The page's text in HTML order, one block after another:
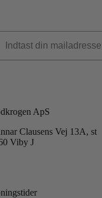
ApS
Clausens Vej 13A, st
Viby J